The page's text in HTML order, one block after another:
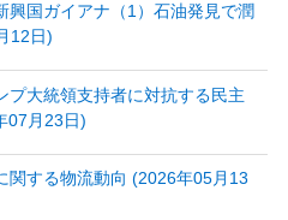
興国ガイアナ（1）石油発見で潤
12日)
プ大統領支持者に対抗する民主
07月23日)
関する物流動向 (2026年05月13